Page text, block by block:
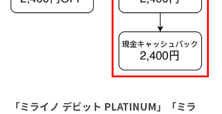
「ミライノ デビット PLATINUM」「ミラ